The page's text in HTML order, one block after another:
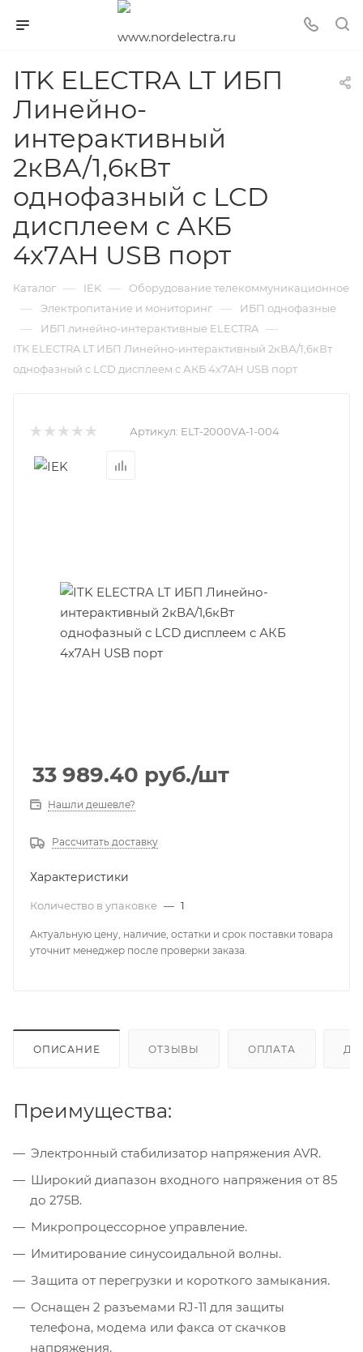
ITK ELECTRA LT ИБП
Линейно-
интерактивный
2кВА/1,6кВт
однофазный с LCD
дисплеем с АКБ
4х7AH USB порт
Каталог — IEK — Оборудование телекоммуникационное
— Электропитание и мониторинг — ИБП однофазные
— ИБП линейно-интерактивные ELECTRA —
ITK ELECTRA LT ИБП Линейно-интерактивный 2кВА/1,6кВт
однофазный с LCD дисплеем с АКБ 4х7AH USB порт
Артикул: ELT-2000VA-1-004
33 989.40 руб./шт
Нашли дешевле?
Рассчитать доставку
Характеристики
Количество в упаковке — 1
Актуальную цену, наличие, остатки и срок поставки товара
уточнит менеджер после проверки заказа.
ОПИСАНИЕ ОТЗЫВЫ ОПЛАТА
Преимущества:
Электронный стабилизатор напряжения AVR.
Широкий диапазон входного напряжения от 85
до 275В.
Микропроцессорное управление.
Имитирование синусоидальной волны.
Защита от перегрузки и короткого замыкания.
Оснащен 2 разъемами RJ-11 для защиты
телефона, модема или факса от скачков
напряжения.